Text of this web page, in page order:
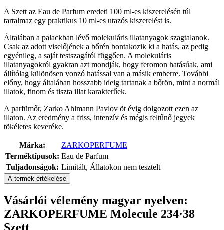
A Szett az Eau de Parfum eredeti 100 ml-es kiszerelésén túl
tartalmaz egy praktikus 10 ml-es utazós kiszerelést is.
Általában a palackban lévő molekuláris illatanyagok szagtalanok.
Csak az adott viselőjének a bőrén bontakozik ki a hatás, az pedig
egyénileg, a saját testszagától függően. A molekuláris
illatanyagokról gyakran azt mondják, hogy feromon hatásúak, ami
állítólag különösen vonzó hatással van a másik emberre. További
előny, hogy általában hosszabb ideig tartanak a bőrön, mint a normál
illatok, finom és tiszta illat karakterűek.
A parfümőr, Zarko Ahlmann Pavlov öt évig dolgozott ezen az
illaton. Az eredmény a friss, intenzív és mégis feltűnő jegyek
tökéletes keveréke.
Márka:
ZARKOPERFUME
Terméktípusok: Eau de Parfum
Tuljadonságok: Limitált, Állatokon nem tesztelt
A termék értékelése
Vásárlói vélemény magyar nyelven:
ZARKOPERFUME Molecule 234·38
Szett